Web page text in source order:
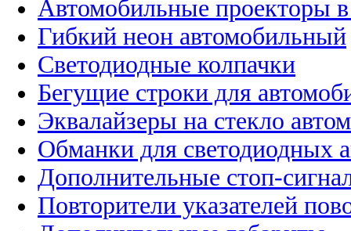
Автомобильные проекторы
Гибкий неон автомобильный
Светодиодные колпачки
Бегущие строки для
Эквалайзеры на стекло
Обманки для светодиодных
Дополнительные стоп-
Повторители указателей